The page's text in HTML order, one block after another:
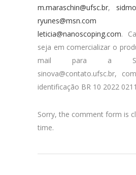
m.maraschin@ufsc.br,
ryunes@msn.com
leticia@nanoscoping.com.
seja em comercializar o
mail para a
sinova@contato.ufsc.br,
identificação BR 10 2022
Sorry, the comment form is
time.